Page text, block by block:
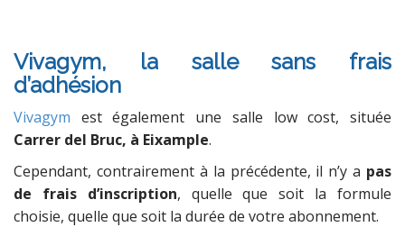
Vivagym, la salle sans frais
d’adhésion
Vivagym est également une salle low cost, située
Carrer del Bruc, à Eixample.
Cependant, contrairement à la précédente, il n’y a pas
de frais d’inscription, quelle que soit la formule
choisie, quelle que soit la durée de votre abonnement.